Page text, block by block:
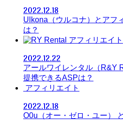
2022.12.18
Ulkona（ウルコナ）とアフ
は？
アフィリエイト
2022.12.22
アールワイレンタル（R&Y
提携できるASPは？
アフィリエイト
2022.12.18
O0u（オー・ゼロ・ユー）